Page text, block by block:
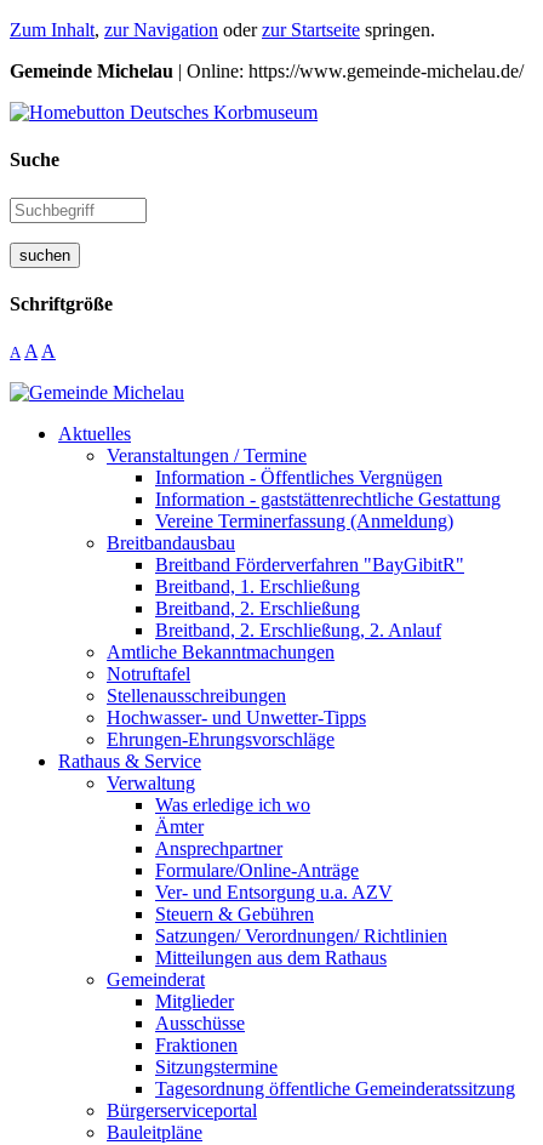
Zum Inhalt, zur Navigation oderzur Startseite springen.
Gemeinde Michelau | Online: https://www.gemeinde-michelau.de/
Suche
suchen
Schriftgröße
A A A
Aktuelles
Veranstaltungen / Termine
Information - Öffentliches Vergnügen
Information - gaststättenrechtliche Gestattung
Vereine Terminerfassung (Anmeldung)
Breitbandausbau
Breitband Förderverfahren "BayGibitR"
Breitband, 1. Erschließung
Breitband, 2. Erschließung
Breitband, 2. Erschließung, 2. Anlauf
Amtliche Bekanntmachungen
Notruftafel
Stellenausschreibungen
Hochwasser- und Unwetter-Tipps
Ehrungen-Ehrungsvorschläge
Rathaus & Service
Verwaltung
Was erledige ich wo
Ämter
Ansprechpartner
Formulare/Online-Anträge
Ver- und Entsorgung u.a. AZV
Steuern & Gebühren
Satzungen/ Verordnungen/ Richtlinien
Mitteilungen aus dem Rathaus
Gemeinderat
Mitglieder
Ausschüsse
Fraktionen
Sitzungstermine
Tagesordnung öffentliche Gemeinderatssitzung
Bürgerserviceportal
Bauleitpläne